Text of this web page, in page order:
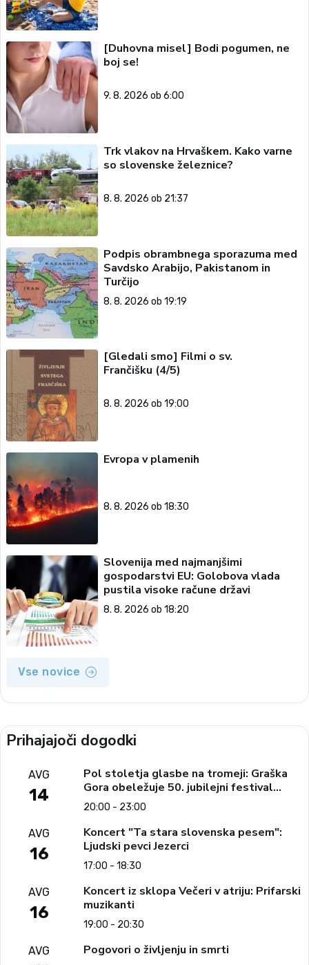
[Duhovna misel] Bodi pogumen, ne
boj se!
9. 8. 2026 ob 6:00
Trk vlakov na Hrvaškem. Kako varne
so slovenske železnice?
8. 8. 2026 ob 21:37
Podpis obrambnega sporazuma med
Savdsko Arabijo, Pakistanom in
Turčijo
8. 8. 2026 ob 19:19
[Gledali smo] Filmi o sv.
Frančišku (4/5)
8. 8. 2026 ob 19:00
Evropa v plamenih
8. 8. 2026 ob 18:30
Slovenija med najmanjšimi
gospodarstvi EU: Golobova vlada
pustila visoke račune državi
8. 8. 2026 ob 18:20
Vse novice
Prihajajoči dogodki
AVG
14
Pol stoletja glasbe na tromeji: Graška
Gora obeležuje 50. jubilejni festival
narodno-zabavne glasbe
20:00 - 23:00
AVG
16
Koncert "Ta stara slovenska pesem":
Ljudski pevci Jezerci
17:00 - 18:30
AVG
16
Koncert iz sklopa Večeri v atriju: Prifarski
muzikanti
19:00 - 20:30
AVG Pogovori o življenju in smrti